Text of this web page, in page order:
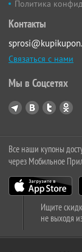
Политика
Контакты
Связаться с нами
Мы в Соцсетях
Все наши купоны
через Мобильное
Ищите
не выходя